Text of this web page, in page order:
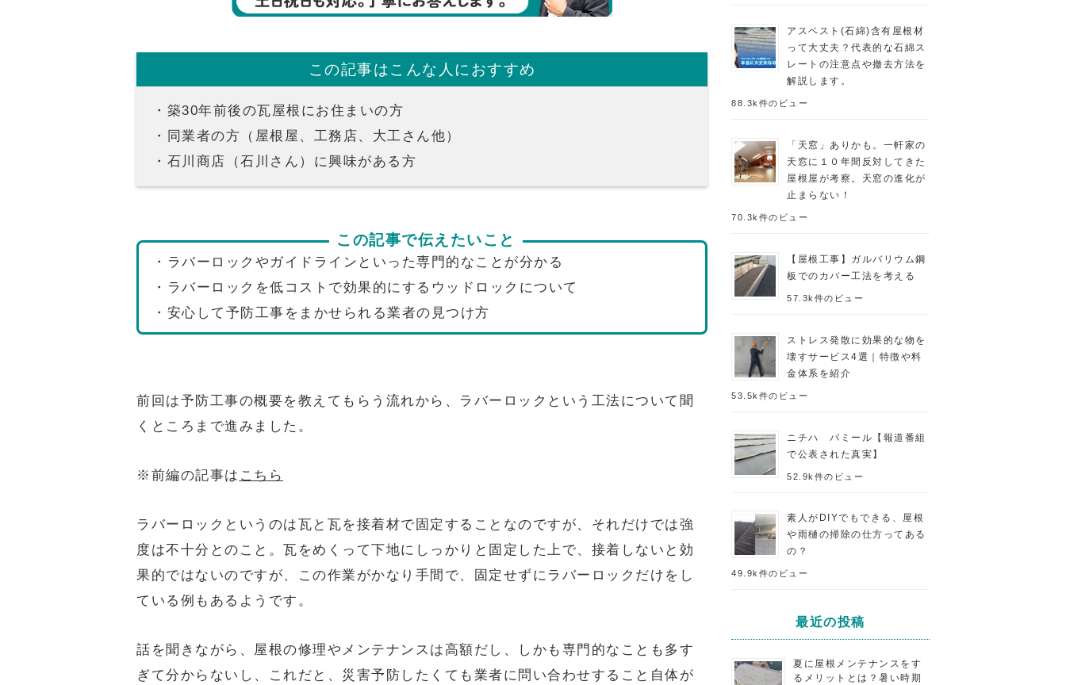
この記事はこんな人におすすめ
・築30年前後の瓦屋根にお住まいの方
・同業者の方（屋根屋、工務店、大工さん他）
・石川商店（石川さん）に興味がある方
この記事で伝えたいこと
・ラバーロックやガイドラインといった専門的なことが分かる
・ラバーロックを低コストで効果的にするウッドロックについて
・安心して予防工事をまかせられる業者の見つけ方
前回は予防工事の概要を教えてもらう流れから、ラバーロックという工法について聞
くところまで進みました。
※前編の記事は こちら
ラバーロックというのは瓦と瓦を接着材で固定することなのですが、それだけでは強
度は不十分とのこと。瓦をめくって下地にしっかりと固定した上で、接着しないと効
果的ではないのですが、この作業がかなり手間で、固定せずにラバーロックだけをし
ている例もあるようです。
話を聞きながら、屋根の修理やメンテナンスは高額だし、しかも専門的なことも多す
ぎて分からないし、これだと、災害予防したくても業者に問い合わせすること自体が
アスベスト(石綿)含有屋根材
って大丈夫？代表的な石綿ス
レートの注意点や撤去方法を
解説します。
88.3k件のビュー
「天窓」ありかも。一軒家の
天窓に１０年間反対してきた
屋根屋が考察。天窓の進化が
止まらない！
70.3k件のビュー
【屋根工事】ガルバリウム鋼
板でのカバー工法を考える
57.3k件のビュー
ストレス発散に効果的な物を
壊すサービス4選｜特徴や料
金体系を紹介
53.5k件のビュー
ニチハ パミール【報道番組
で公表された真実】
52.9k件のビュー
素人がDIYでもできる、屋根
や雨樋の掃除の仕方ってある
の？
49.9k件のビュー
最近の投稿
夏に屋根メンテナンスをす
るメリットとは？暑い時期